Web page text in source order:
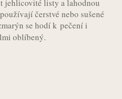
jehlicovité listy a lahodnou
čerstvé nebo sušené
se hodí k pečení i
oblíbený.